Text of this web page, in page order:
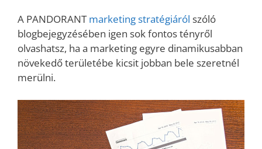
A PANDORANTmarketing stratégiáról szóló
blogbejegyzésében igen sok fontos tényről
olvashatsz, ha a marketing egyre dinamikusabban
növekedő területébe kicsit jobban bele szeretnél
merülni.